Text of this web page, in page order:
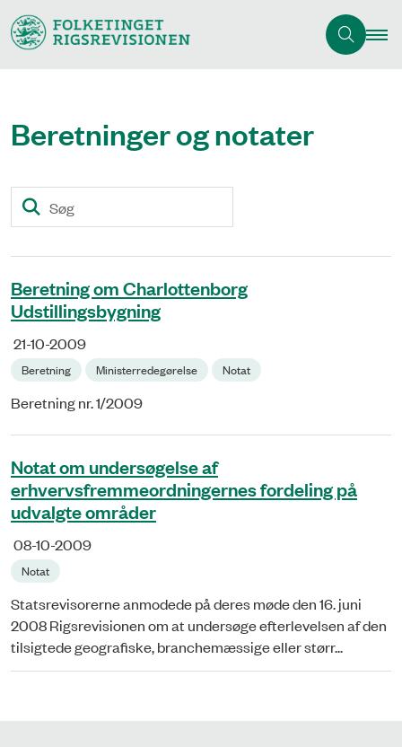
Beretninger og notater
Beretning om Charlottenborg
Udstillingsbygning
21-10-2009
Beretning Ministerredegørelse Notat
Beretning nr. 1/2009
Notat om undersøgelse af
erhvervsfremmeordningernes fordeling på
udvalgte områder
08-10-2009
Notat
Statsrevisorerne anmodede på deres møde den 16. juni
2008 Rigsrevisionen om at undersøge efterlevelsen af den
tilsigtede geografiske, branchemæssige eller størr...